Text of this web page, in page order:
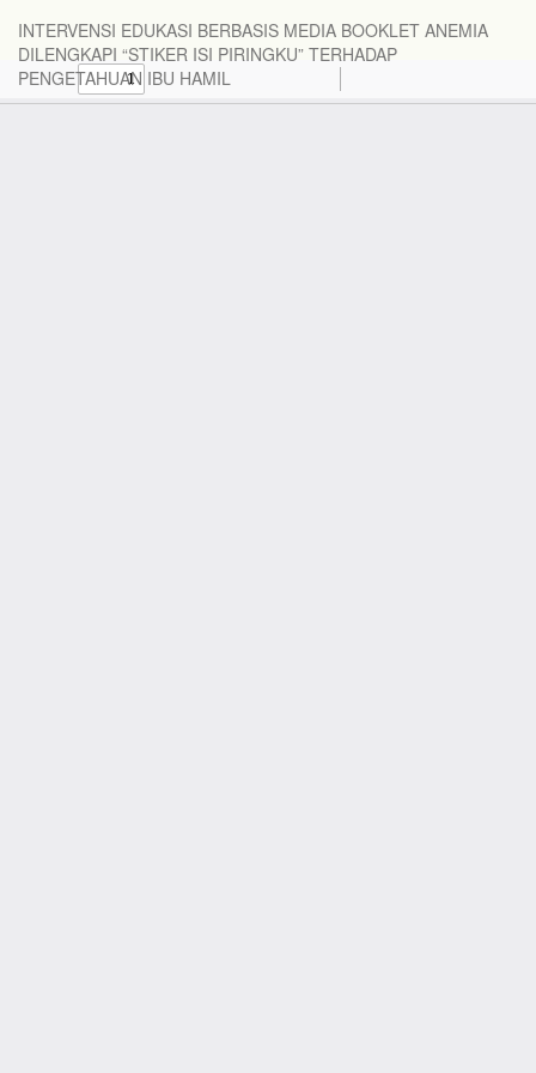
INTERVENSI EDUKASI BERBASIS MEDIA BOOKLET ANEMIA
DILENGKAPI “STIKER ISI PIRINGKU” TERHADAP
PENGETAHUAN IBU HAMIL